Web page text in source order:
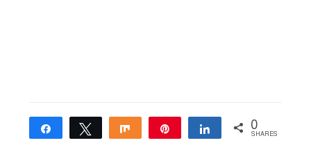
Share Tweet Share Share 0
SHARES